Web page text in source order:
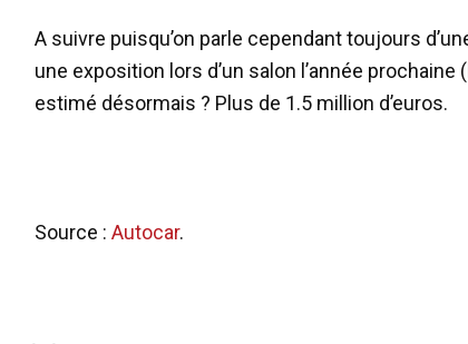
A suivre puisqu’on parle cependant toujours
une exposition lors d’un salon l’année prochaine
estimé désormais ? Plus de 1.5 million d’euros.
Source : Autocar.